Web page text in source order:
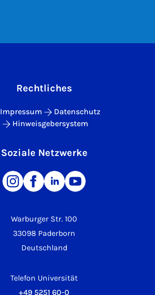
Warburger Str. 100
33098 Paderborn
Deutschland
Telefon Universität
+49 5251 60-0
Rechtliches
Impressum
Datenschutz
Hinweisgebersystem
Soziale Netzwerke